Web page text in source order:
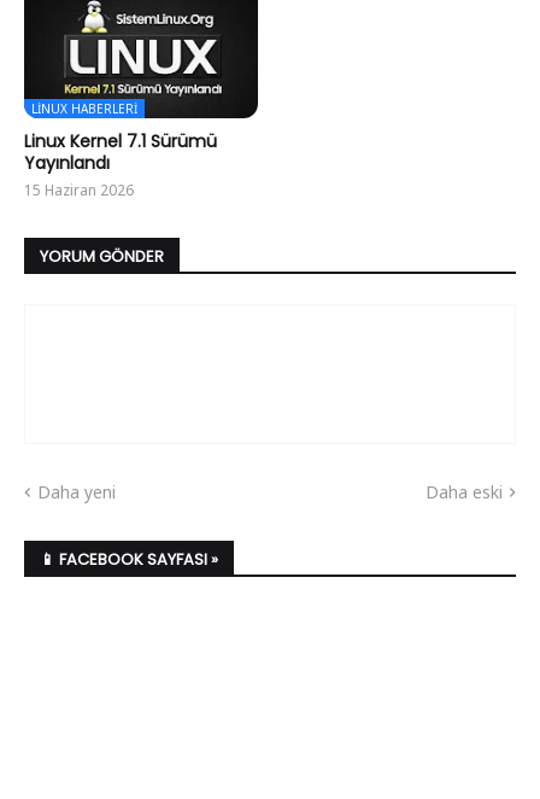
LINUX HABERLERI
Linux Kernel 7.1 Sürümü
Yayınlandı
15 Haziran 2026
YORUM GÖNDER
Daha yeni Daha eski
📱 FACEBOOK SAYFASI »